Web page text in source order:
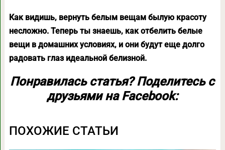
Как видишь, вернуть белым вещам былую красоту
несложно. Теперь ты знаешь, как отбелить белые
вещи в домашних условиях, и они будут еще долго
радовать глаз идеальной белизной.
Понравилась статья? Поделитесь с
друзьями на Facebook:
ПОХОЖИЕ СТАТЬИ